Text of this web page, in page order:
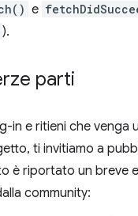
e
).
parti
in e ritieni che venga
ti invitiamo a
è riportato un breve
community: